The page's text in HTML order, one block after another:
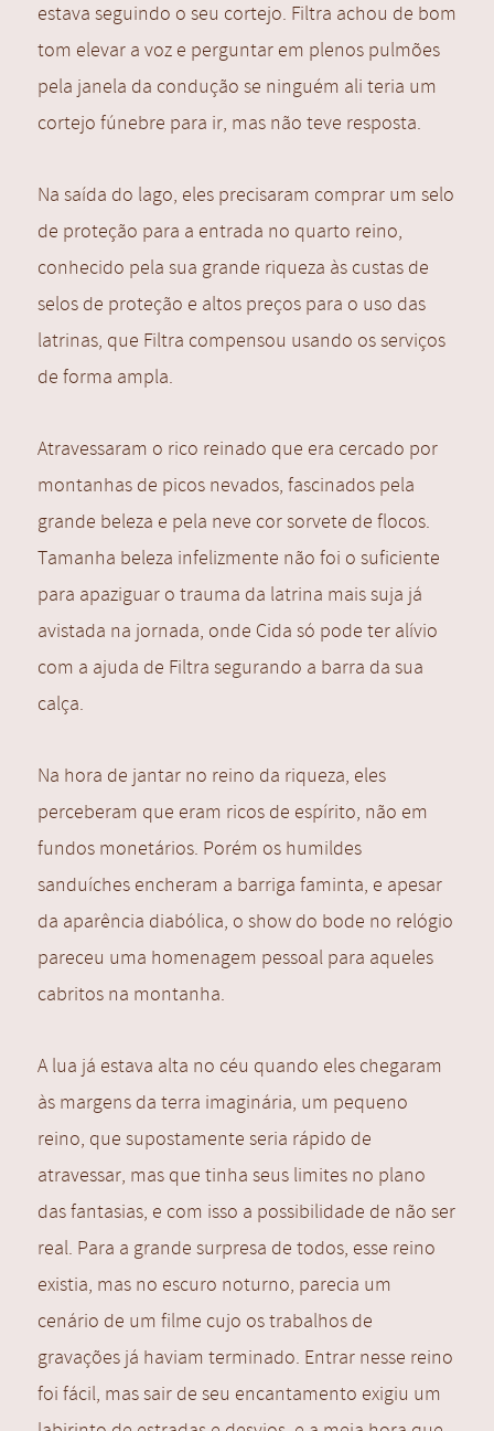
estava seguindo o seu cortejo. Filtra achou de bom
tom elevar a voz e perguntar em plenos pulmões
pela janela da condução se ninguém ali teria um
cortejo fúnebre para ir, mas não teve resposta.
Na saída do lago, eles precisaram comprar um selo
de proteção para a entrada no quarto reino,
conhecido pela sua grande riqueza às custas de
selos de proteção e altos preços para o uso das
latrinas, que Filtra compensou usando os serviços
de forma ampla.
Atravessaram o rico reinado que era cercado por
montanhas de picos nevados, fascinados pela
grande beleza e pela neve cor sorvete de flocos.
Tamanha beleza infelizmente não foi o suficiente
para apaziguar o trauma da latrina mais suja já
avistada na jornada, onde Cida só pode ter alívio
com a ajuda de Filtra segurando a barra da sua
calça.
Na hora de jantar no reino da riqueza, eles
perceberam que eram ricos de espírito, não em
fundos monetários. Porém os humildes
sanduíches encheram a barriga faminta, e apesar
da aparência diabólica, o show do bode no relógio
pareceu uma homenagem pessoal para aqueles
cabritos na montanha.
A lua já estava alta no céu quando eles chegaram
às margens da terra imaginária, um pequeno
reino, que supostamente seria rápido de
atravessar, mas que tinha seus limites no plano
das fantasias, e com isso a possibilidade de não ser
real. Para a grande surpresa de todos, esse reino
existia, mas no escuro noturno, parecia um
cenário de um filme cujo os trabalhos de
gravações já haviam terminado. Entrar nesse reino
foi fácil, mas sair de seu encantamento exigiu um